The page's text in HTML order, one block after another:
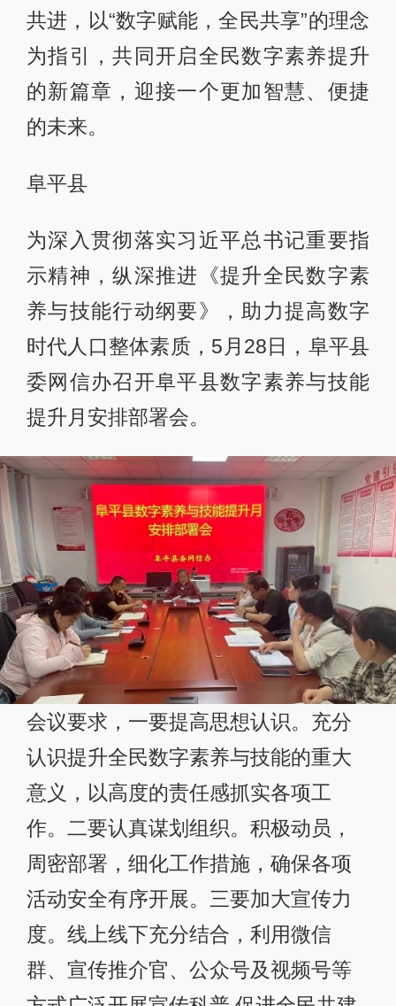
共进，以“数字赋能，全民共享”的理念
为指引，共同开启全民数字素养提升
的新篇章，迎接一个更加智慧、便捷
的未来。
阜平县
为深入贯彻落实习近平总书记重要指
示精神，纵深推进《提升全民数字素
养与技能行动纲要》，助力提高数字
时代人口整体素质，5月28日，阜平县
委网信办召开阜平县数字素养与技能
提升月安排部署会。
会议要求，一要提高思想认识。充分
认识提升全民数字素养与技能的重大
意义，以高度的责任感抓实各项工
作。二要认真谋划组织。积极动员，
周密部署，细化工作措施，确保各项
活动安全有序开展。三要加大宣传力
度。线上线下充分结合，利用微信
群、宣传推介官、公众号及视频号等